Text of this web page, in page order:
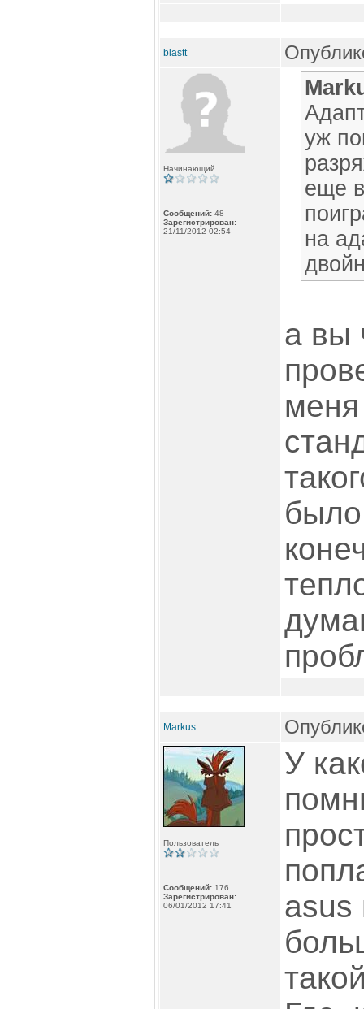
blastt
Начинающий
Сообщений: 48
Зарегистрирован:
21/11/2012 02:54
уж
еще
на
а вы
меня
Markus
Пользователь
Сообщений: 176
Зарегистрирован:
06/01/2012 17:41
У
asus